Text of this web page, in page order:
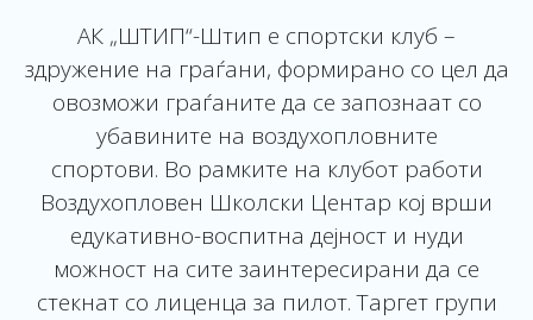
АК „ШТИП“-Штип е спортски клуб –
здружение на граѓани, формирано со цел да
овозможи граѓаните да се запознаат со
убавините на воздухопловните
спортови. Во рамките на клубот работи
Воздухопловен Школски Центар кој врши
едукативно-воспитна дејност и нуди
можност на сите заинтересирани да се
стекнат со лиценца за пилот. Таргет групи